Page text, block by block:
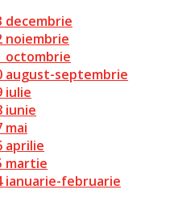
decembrie
noiembrie
octombrie
august-septembrie
iulie
iunie
mai
aprilie
martie
ianuarie-februarie